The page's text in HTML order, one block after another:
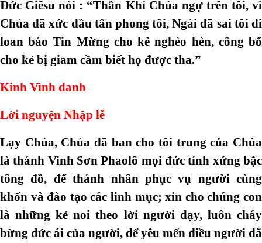
Đức Giêsu nói : “Thần Khí Chúa ngự trên tôi, vì
Chúa đã xức dầu tấn phong tôi, Ngài đã sai tôi đi
loan báo Tin Mừng cho kẻ nghèo hèn, công bố
cho kẻ bị giam cầm biết họ được tha.”
Kinh Vinh danh
Lời nguyện Nhập lễ
Lạy Chúa, Chúa đã ban cho tôi trung của Chúa
là thánh Vinh Sơn Phaolô mọi đức tính xứng bậc
tông đồ, để thánh nhân phục vụ người cùng
khốn và đào tạo các linh mục; xin cho chúng con
là những kẻ noi theo lời người dạy, luôn cháy
bừng đức ái của người, để yêu mến điều người đã